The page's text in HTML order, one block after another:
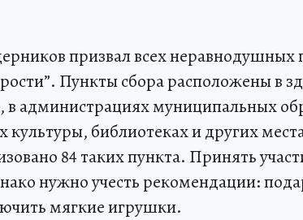
призвал всех неравнодушных
Пункты сбора расположены в
в администрациях муниципальных
культуры, библиотеках и других
84 таких пункта. Принять
нужно учесть рекомендации:
мягкие игрушки.